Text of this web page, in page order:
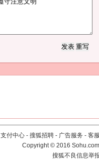
支付中心 - 搜狐招聘 - 广告服务 - 客
Copyright©2016
搜狐不良信息举